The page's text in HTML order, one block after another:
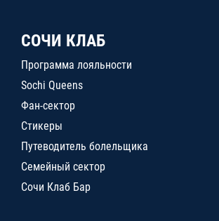
СОЧИ КЛАБ
Программа лояльности
Sochi Queens
Фан-сектор
Стикеры
Путеводитель болельщика
Семейный сектор
Сочи Клаб Бар